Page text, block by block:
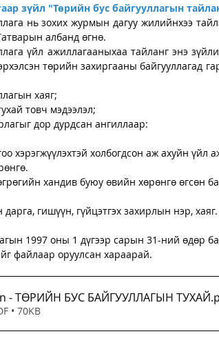
зүйл "Төрийн бус байгууллагын
нь зохих журмын дагуу жилийнхээ
албанд өгнө.
үйл ажиллагааныхаа тайланг энэ
төрийн захиргааны байгууллагад
хаяг;
товч мэдээлэл;
дор дурдсан ангиллаар:
хэрэгжүүлэхтэй холбогдсон аж ахуйн үйл
хандив буюу өвийн хөрөнгө өгсөн
гишүүн, гүйцэтгэх захирлын нэр, хаяг.
1997 оны 1 дүгээр сарын 31-ний өдөр
файлаар оруулсан хараарай.
- ТӨРИЙН БУС БАЙГУУЛЛАГЫН ТУХАЙ
• 70KB